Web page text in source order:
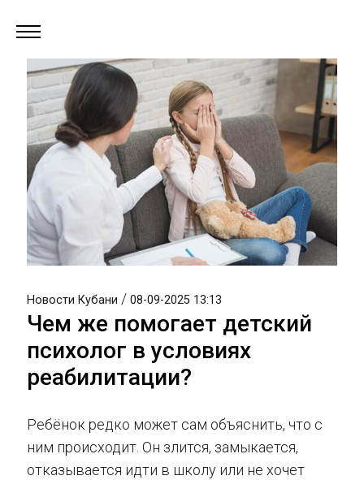
Новости Кубани / 08-09-2025 13:13
Чем же помогает детский
психолог в условиях
реабилитации?
Ребёнок редко может сам объяснить, что с
ним происходит. Он злится, замыкается,
отказывается идти в школу или не хочет